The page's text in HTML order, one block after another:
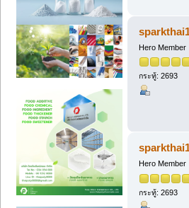
Hero Member
กระทู้: 2693
Hero Member
กระทู้: 2693